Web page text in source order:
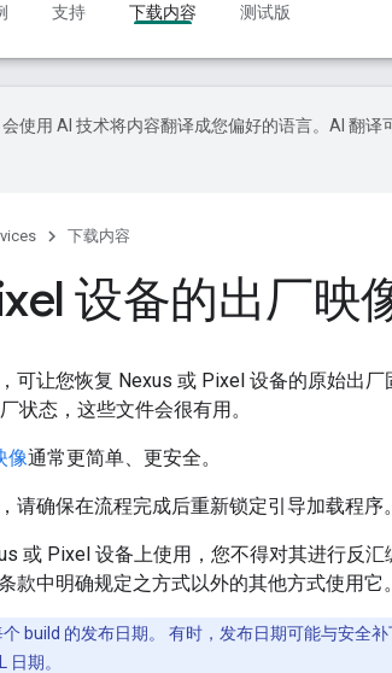
支持 下载内容 测试版
会使用 AI 技术将内容翻译成您偏好的语言。AI 翻译
下载内容
设备的出厂映
可让您恢复 Nexus 或 Pixel 设备的原始出
状态，这些文件会很有用。
像通常更简单、更安全。
请确保在流程完成后重新锁定引导加载程序。
或 Pixel 设备上使用，您不得对其进行反
款中明确规定之方式以外的其他方式使用它。
build 的发布日期。 有时，发布日期可能与安全
日期。